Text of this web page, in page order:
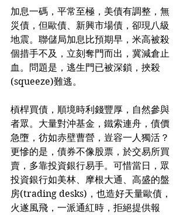
加息一碼，平常至極，美債有調整，無
災債，但歐債、新興市場債，卻現八級
地震。聯儲局加息比預期早，米高被殺
個措手不及，立刻奪門而出，冀減倉止
血。問題是，逃生門已被深鎖，挾殺
(squeeze)難逃。
槓桿買債，順境時利錢豐厚，自然參與
者眾。大量對沖基金，鐵索連舟，債價
急墮，彷如赤壁曹營，豈容一人獨活？
更慘的是，債券不像股票，於交易所買
賣，多靠投資銀行易手。可惜當日，眾
投資銀行如美林、摩根大通、高盛的盤
房(trading desks)，也造好天量歐債，
火遂風飛，一派通紅時，拒絕提供報